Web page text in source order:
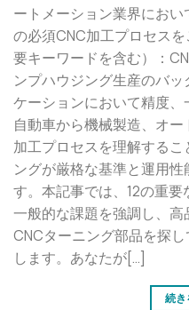
ートメーション業界にお
の必須CNC加工プロセス
要キーワードを含む）：
ンプハウジング生産のバ
ケーションにおいて精度、
自動車から機械製造、オ
加工プロセスを理解する
ングが厳格な基準と運用
す。本記事では、12の重要
一般的な課題を強調し、
CNCターニング部品を探
します。あなたが[…]
続